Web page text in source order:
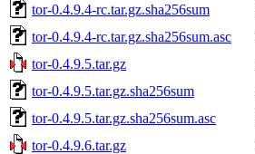
tor-0.4.9.4-rc.tar.gz.sha256sum
tor-0.4.9.4-rc.tar.gz.sha256sum.asc
tor-0.4.9.5.tar.gz
tor-0.4.9.5.tar.gz.sha256sum
tor-0.4.9.5.tar.gz.sha256sum.asc
tor-0.4.9.6.tar.gz